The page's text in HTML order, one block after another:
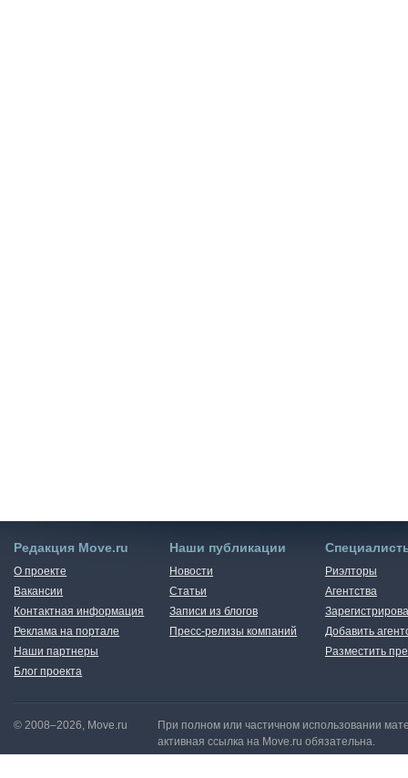
Редакция Move.ru
О проекте
Вакансии
Контактная информация
Реклама на портале
Наши партнеры
Блог проекта
Наши публикации
Новости
Статьи
Записи из блогов
Пресс-релизы компаний
Риэлторы
Агентства
Добавить
Разместить
© 2008–2026, Move.ru
При полном или частичном использовании
активная ссылка на Move.ru обязательна.